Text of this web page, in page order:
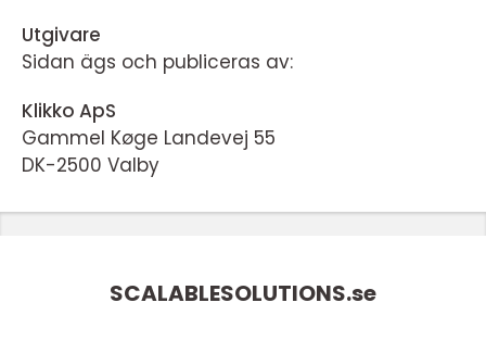
Utgivare
Sidan ägs och publiceras av:
Klikko ApS
Gammel Køge Landevej 55
DK-2500 Valby
SCALABLESOLUTIONS.se